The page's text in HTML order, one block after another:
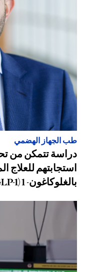
طب الجهاز الهضمي
دراسة تتمكن من
استجابتهم للعلاج
بالغلوكاغون- 1 (GLP-1)